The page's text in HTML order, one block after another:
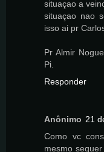
situaçao a
situaçao nao
isso ai pr
Pr Almir
Pi.
Responder
Anônimo 21
Como vc
mesmo